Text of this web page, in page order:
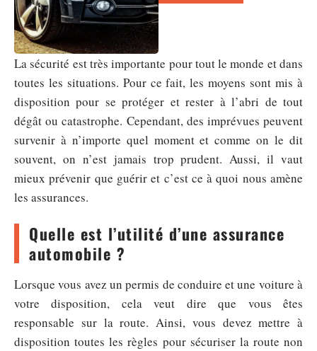
La sécurité est très importante pour tout le monde et dans
toutes les situations. Pour ce fait, les moyens sont mis à
disposition pour se protéger et rester à l’abri de tout
dégât ou catastrophe. Cependant, des imprévues peuvent
survenir à n’importe quel moment et comme on le dit
souvent, on n’est jamais trop prudent. Aussi, il vaut
mieux prévenir que guérir et c’est ce à quoi nous amène
les assurances.
Quelle est l’utilité d’une assurance
automobile ?
Lorsque vous avez un permis de conduire et une voiture à
votre disposition, cela veut dire que vous êtes
responsable sur la route. Ainsi, vous devez mettre à
disposition toutes les règles pour sécuriser la route non